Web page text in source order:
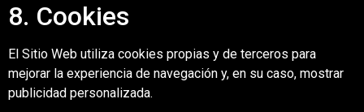
8. Cookies
El Sitio Web utiliza cookies propias y de terceros para
mejorar la experiencia de navegación y, en su caso, mostrar
publicidad personalizada.